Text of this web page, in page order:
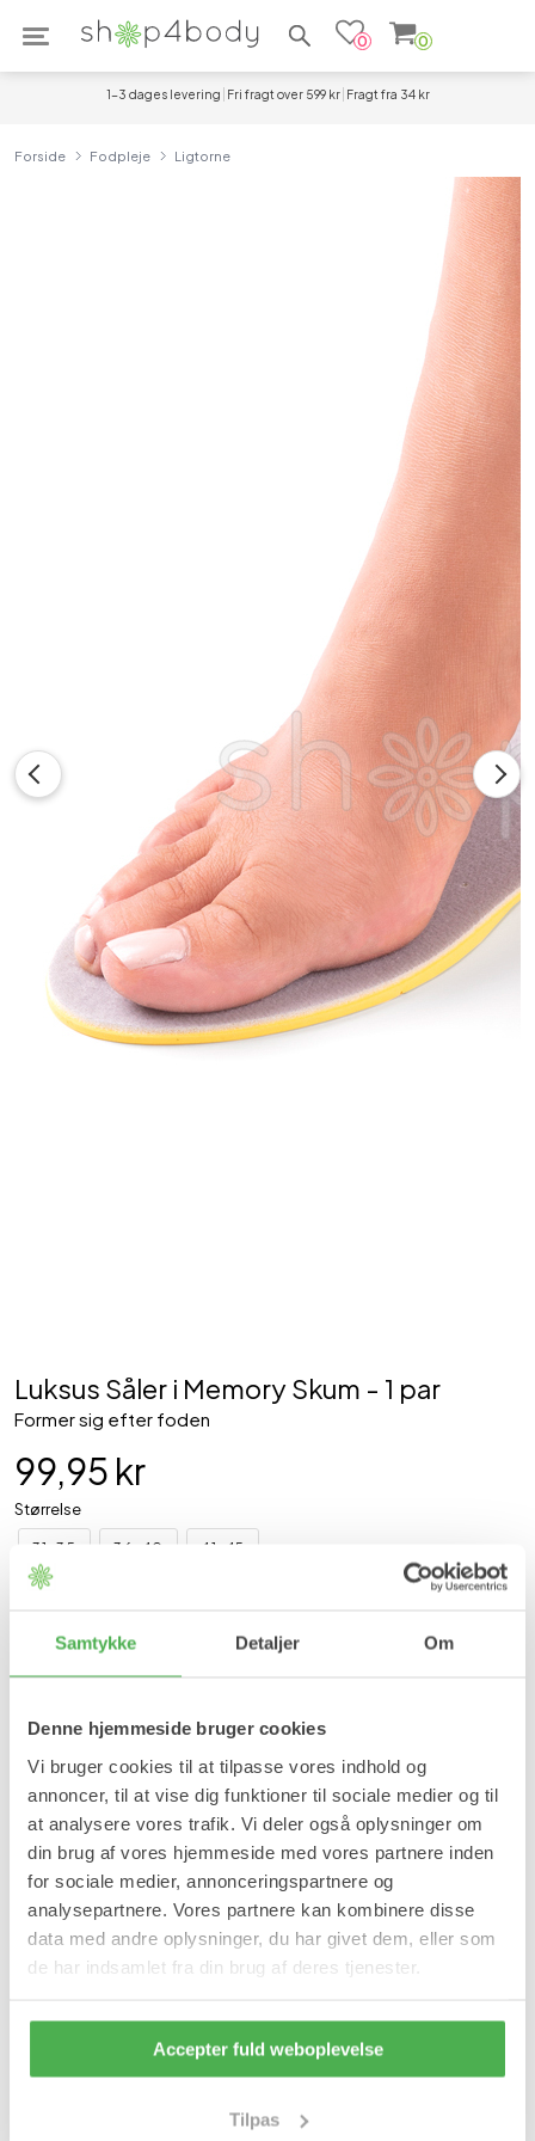
Samtykke Detaljer Om
Denne hjemmeside bruger cookies
Vi bruger cookies til at tilpasse vores indhold og
annoncer, til at vise dig funktioner til sociale medier og til
at analysere vores trafik. Vi deler også oplysninger om
din brug af vores hjemmeside med vores partnere inden
for sociale medier, annonceringspartnere og
analysepartnere. Vores partnere kan kombinere disse
data med andre oplysninger, du har givet dem, eller som
de har indsamlet fra din brug af deres tjenester.
Accepter fuld weboplevelse
Tilpas
Søg efter produkter
0 0
1-3 dages levering Fri fragt over 599 kr Fragt fra 34 kr
Forside Fodpleje Ligtorne
Luksus Såler i Memory Skum - 1 par
Former sig efter foden
99,95 kr
Størrelse
31-35 36-40 41-45
På lager
Luksus Såler i Memory Skum er fremstillet i en blød skum, der
aflaster foden ved at absorbere stød og giver et behageligt
underlag til smertende fødder.
Luksus Såler i Memory Skum er velegnet til hælspore, støtte af
svang, nedfalden forfod, ømme, hævede fødder og forebygger
overbelastningsskader.
Fordele:
Absorberer stød i hæl og resten af foden.
Aflaster forfoden.
Velegnede til sport, stående arbejde og gang.